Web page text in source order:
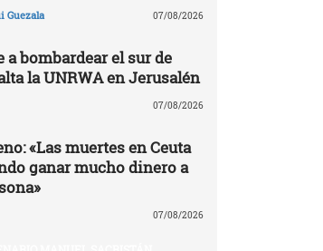
Guezala 07/08/2026
a bombardear el sur de
la UNRWA en Jerusalén
07/08/2026
«Las muertes en Ceuta
ganar mucho dinero a
07/08/2026